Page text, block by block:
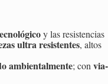
y las re­sis­ten­cias
ultra re­sis­ten­tes, altos
am­bien­tal­men­te; con via­